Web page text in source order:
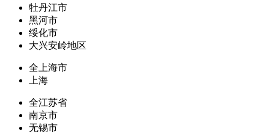
牡丹江市
黑河市
绥化市
大兴安岭地区
全上海市
上海
全江苏省
南京市
无锡市